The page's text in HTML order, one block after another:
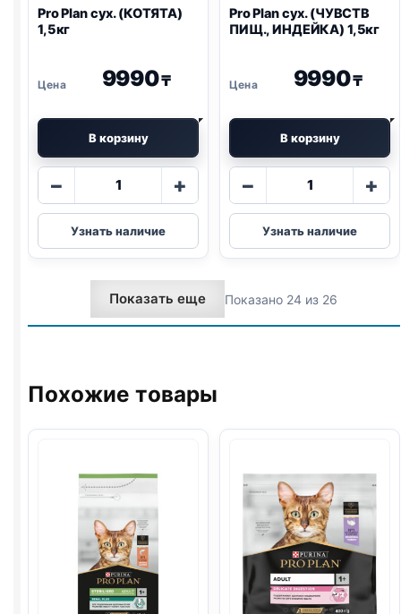
Pro Planсух. (КОТЯТА)
1,5кг
9990₸
В корзину
−
Количество
Pro
Plan
сух.
(КОТЯТА)
1,5кг
+
Узнать наличие
Pro Planсух. (ЧУВСТВ
ПИЩ., ИНДЕЙКА) 1,5кг
9990₸
В корзину
−
Количество
Pro
Plan
сух.
ПИЩ.,
ИНДЕЙКА)
+
Узнать наличие
Показать еще Показано 24 из 26
Похожие товары